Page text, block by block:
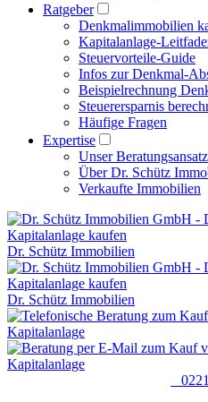
Ratgeber
Denkmalimmobilien
Kapitalanlage-
Steuervorteile-Guide
Infos zur Denkmal-
Beispielrechnung
Steuerersparnis
Häufige Fragen
Expertise
Unser Beratungsansatz
Über Dr. Schütz
Verkaufte Immobilien
Dr. Schütz Immobilien
Dr. Schütz Immobilien